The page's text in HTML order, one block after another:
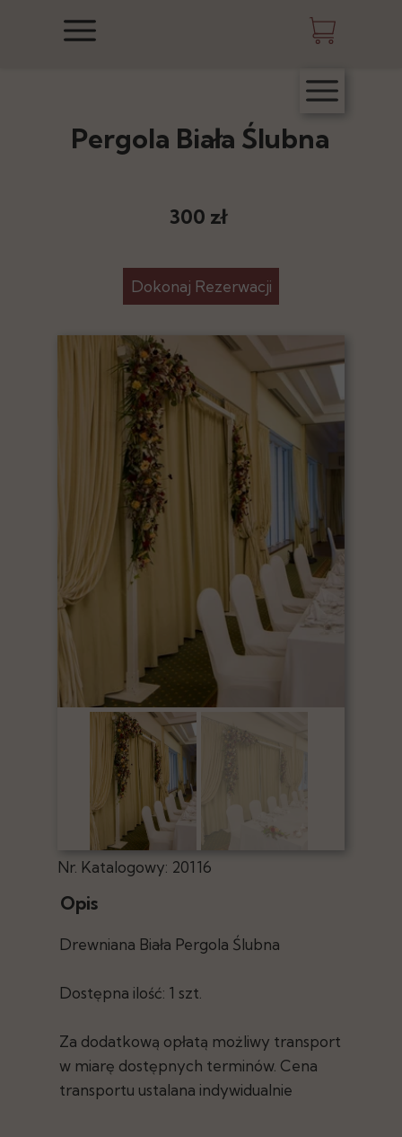
Pergola Biała Ślubna
300 zł
Nr. Katalogowy: 20116
Dokonaj Rezerwacji
Opis
Drewniana Biała Pergola Ślubna
Dostępna ilość: 1 szt.
Za dodatkową opłatą możliwy transport
w miarę dostępnych terminów. Cena
transportu ustalana indywidualnie